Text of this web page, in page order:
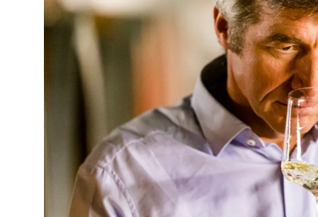
ALKOHOLGEHALT % vol
RESTZUCKER
GESAMTSÄURE
VERSCHLUSSART Schraubverschluss
bis zu 15 Jahre
INHALTSSTOFFE
Sulfite
PRODUKTTYP Weißwein, vegan
INHALT (LITER) 0.75
PRODUZENT / ABFÜLLER /
HERSTELLER
Weingut Künstler, Geheimrat-